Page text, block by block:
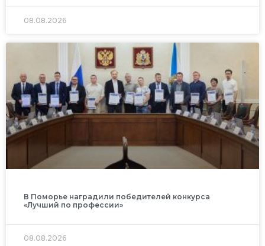
08.08.2026
В Поморье наградили победителей конкурса
«Лучший по профессии»
08.08.2026